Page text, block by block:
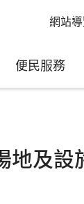
網站
便民服務
地及設